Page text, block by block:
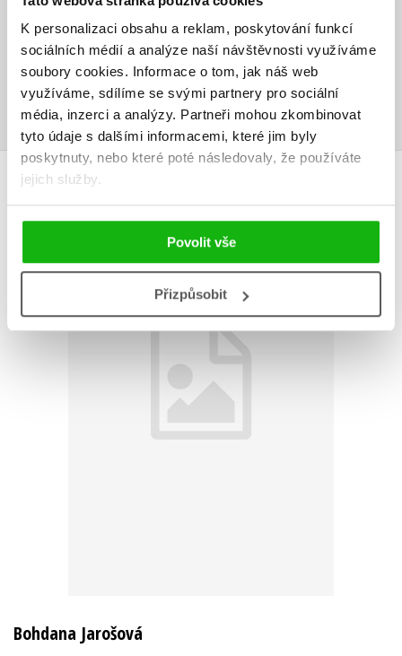
K personalizaci obsahu a reklam, poskytování funkcí
sociálních médií a analýze naší návštěvnosti využíváme
soubory cookies. Informace o tom, jak náš web
využíváme, sdílíme se svými partnery pro sociální
média, inzerci a analýzy. Partneři mohou zkombinovat
tyto údaje s dalšími informacemi, které jim byly
poskytnuty, nebo které poté následovaly, že používáte
jejich služby.
Povolit vše
Přizpůsobit
Vaše hodnocení
Uživatelskou recenzi mohou vkládat pouze registrovaní uživatelé
Přihlásit
Bohdana Jarošová